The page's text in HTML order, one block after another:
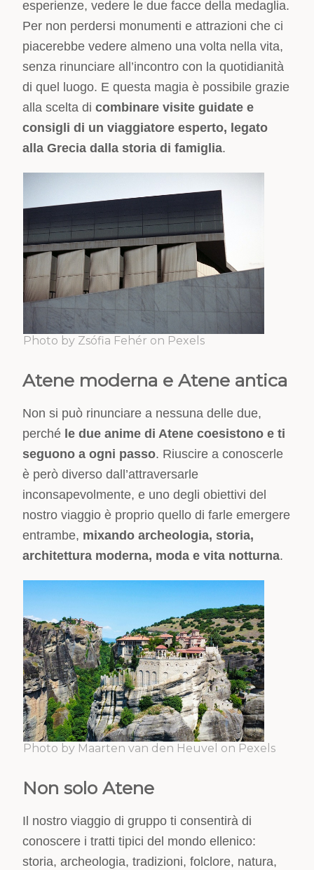
esperienze, vedere le due facce della medaglia.
Per non perdersi monumenti e attrazioni che ci
piacerebbe vedere almeno una volta nella vita,
senza rinunciare all’incontro con la quotidianità
di quel luogo. E questa magia è possibile grazie
alla scelta dicombinare visite guidate e
consigli di un viaggiatore esperto, legato
alla Grecia dalla storia di famiglia.
Photo by Zsófia Fehér on Pexels
Atene moderna e Atene antica
Non si può rinunciare a nessuna delle due,
perché le due anime di Atene coesistono e ti
seguono a ogni passo. Riuscire a conoscerle
è però diverso dall’attraversarle
inconsapevolmente, e uno degli obiettivi del
nostro viaggio è proprio quello di farle emergere
entrambe, mixando archeologia, storia,
architettura moderna, moda evita notturna.
Photo by Maarten van den Heuvel on Pexels
Non solo Atene
Il nostro viaggio di gruppo ti consentirà di
conoscere i tratti tipici del mondo ellenico:
storia, archeologia, tradizioni, folclore, natura,